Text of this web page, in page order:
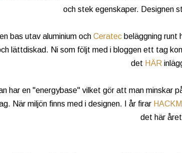
och stek egenskaper. Designen
bas utav aluminium och Ceratec beläggning runt
lättdiskad. Ni som följt med i bloggen ett tag
det HÄR
har en "energybase" vilket gör att man minskar
När miljön finns med i designen. I år firar
det här